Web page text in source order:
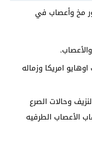
مخ وأعصاب في
امريكا وزماله
وحالات الصرع
الأعصاب الطرفيه